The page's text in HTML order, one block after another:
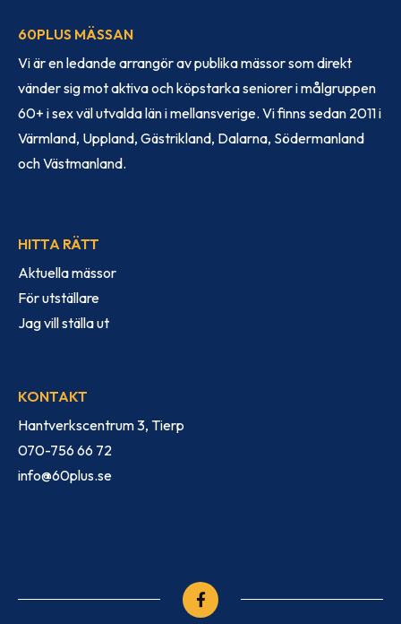
60PLUS MÄSSAN
Vi är en ledande arrangör av publika mässor som direkt
vänder sig mot aktiva och köpstarka seniorer i målgruppen
60+ i sex väl utvalda län i mellansverige. Vi finns sedan 2011 i
Värmland, Uppland, Gästrikland, Dalarna, Södermanland
och Västmanland.
HITTA RÄTT
Aktuella mässor
För utställare
Jag vill ställa ut
KONTAKT
Hantverkscentrum 3, Tierp
070-756 66 72
info@60plus.se